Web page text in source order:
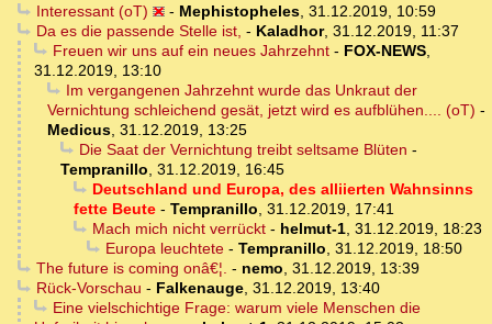
Interessant (oT)
- Mephistopheles, 31.12.2019, 10:59
Da es die passende Stelle ist, - Kaladhor, 31.12.2019, 11:37
Freuen wir uns auf ein neues Jahrzehnt- FOX-NEWS,
31.12.2019, 13:10
Im vergangenen Jahrzehnt wurde das Unkraut der
Vernichtung schleichend gesät, jetzt wird es aufblühen.... (oT) -
Medicus 31.12.2019, 13:25
Die Saat der Vernichtung treibt seltsame Blüten -
Tempranillo 31.12.2019, 16:45
Deutschland und Europa, des alliierten Wahnsinns
fette Beute - Tempranillo 31.12.2019, 17:41
Mach mich nicht verrückt- helmut-1, 31.12.2019, 18:23
Europa leuchtete- Tempranillo 31.12.2019, 18:50
The future is coming onâ€¦. - nemo 31.12.2019, 13:39
Rück-Vorschau - Falkenauge, 31.12.2019, 13:40
Eine vielschichtige Frage: warum viele Menschen die